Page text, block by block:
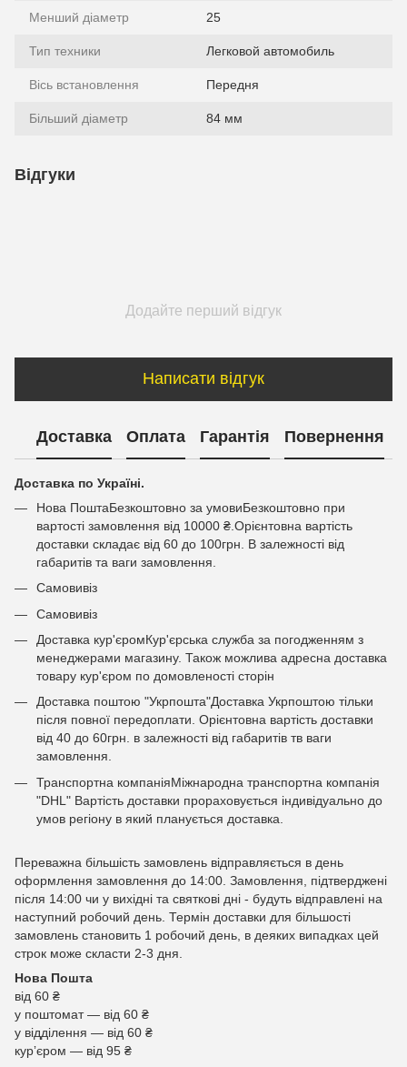
Менший діаметр 25
Тип техники Легковой автомобиль
Вісь встановлення Передня
Більший діаметр 84 мм
Відгуки
Додайте перший відгук
Написати відгук
Доставка Оплата Гарантія Повернення
Доставка по Україні.
Нова ПоштаБезкоштовно за умовиБезкоштовно при
вартості замовлення від 10000 ₴.Орієнтовна вартість
доставки складає від 60 до 100грн. В залежності від
габаритів та ваги замовлення.
Самовивіз
Самовивіз
Доставка кур'єромКур'єрська служба за погодженням з
менеджерами магазину. Також можлива адресна доставка
товару кур'єром по домовленості сторін
Доставка поштою "Укрпошта"Доставка Укрпоштою тільки
після повної передоплати. Орієнтовна вартість доставки
від 40 до 60грн. в залежності від габаритів тв ваги
замовлення.
Транспортна компаніяМіжнародна транспортна компанія
"DHL" Вартість доставки прораховується індивідуально до
умов регіону в який планується доставка.
Переважна більшість замовлень відправляється в день
оформлення замовлення до 14:00. Замовлення, підтверджені
після 14:00 чи у вихідні та святкові дні - будуть відправлені на
наступний робочий день. Термін доставки для більшості
замовлень становить 1 робочий день, в деяких випадках цей
строк може скласти 2-3 дня.
Нова Пошта
від 60 ₴
у поштомат — від 60 ₴
у відділення — від 60 ₴
курʼєром — від 95 ₴